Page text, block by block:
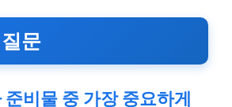
문
준비물 중 가장 중요하게